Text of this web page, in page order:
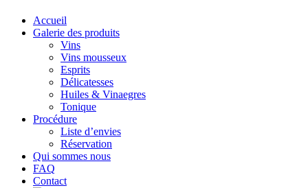
Accueil
Galerie des produits
Vins
Vins mousseux
Esprits
Délicatesses
Huiles & Vinaegres
Tonique
Procédure
Liste d’envies
Réservation
Qui sommes nous
FAQ
Contact